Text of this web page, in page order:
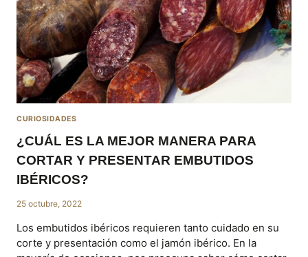
CURIOSIDADES
¿CUÁL ES LA MEJOR MANERA PARA
CORTAR Y PRESENTAR EMBUTIDOS
IBÉRICOS?
25 octubre, 2022
Los embutidos ibéricos requieren tanto cuidado en su
corte y presentación como el jamón ibérico. En la